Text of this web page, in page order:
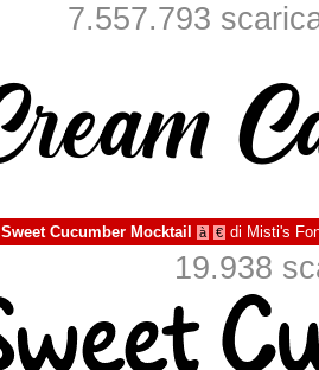
7.557.793
Sweet Cucumber Mocktail à € di Misti's
19.938